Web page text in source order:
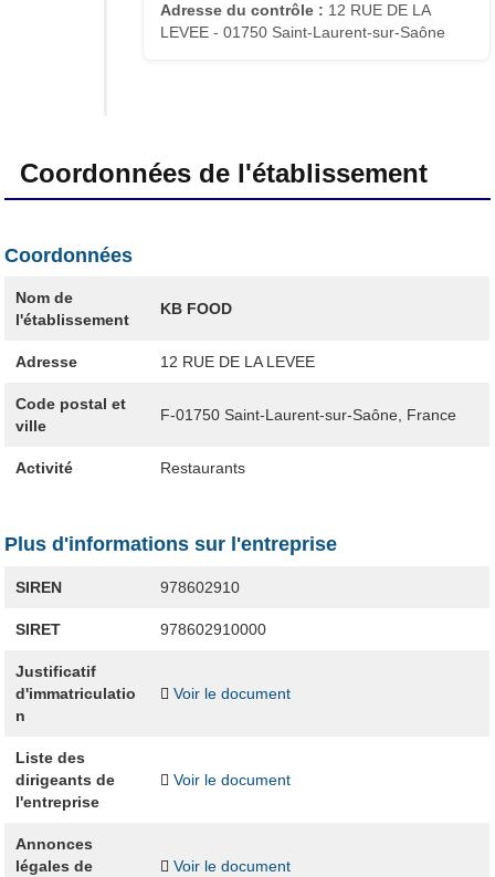
Adresse du contrôle : 12 RUE DE LA
LEVEE - 01750 Saint-Laurent-sur-Saône
Coordonnées de l'établissement
Coordonnées
Nom de
l'établissement
KB FOOD
Adresse 12 RUE DE LA LEVEE
Code postal et
ville
F-01750 Saint-Laurent-sur-Saône, France
Activité Restaurants
Plus d'informations sur l'entreprise
SIREN 978602910
SIRET 978602910000
Justificatif
d'immatriculatio
n
Voir le document
Liste des
dirigeants de
l'entreprise
Voir le document
Annonces
légales de
Voir le document